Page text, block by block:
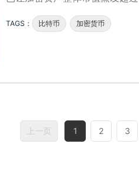
TAGS： 比特币 加密货币
上一页 1 2 3